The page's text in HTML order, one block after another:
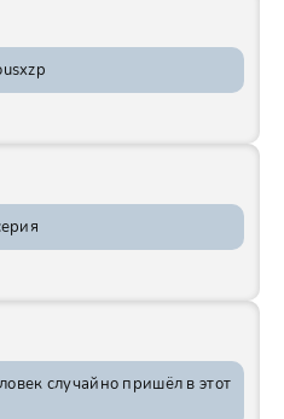
случайно пришёл в этот